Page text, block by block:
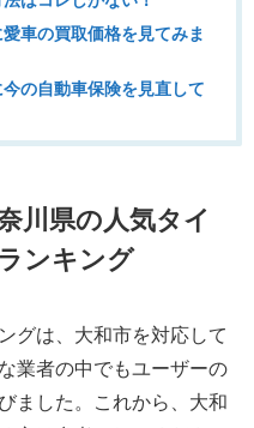
車の買取価格を見てみま
の自動車保険を見直して
川県の人気タイ
ンキング
グは、大和市を対応して
業者の中でもユーザーの
ました。これから、大和